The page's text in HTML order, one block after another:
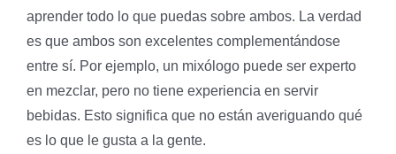
aprender todo lo que puedas sobre ambos. La verdad
es que ambos son excelentes complementándose
entre sí. Por ejemplo, un mixólogo puede ser experto
en mezclar, pero no tiene experiencia en servir
bebidas. Esto significa que no están averiguando qué
es lo que le gusta a la gente.